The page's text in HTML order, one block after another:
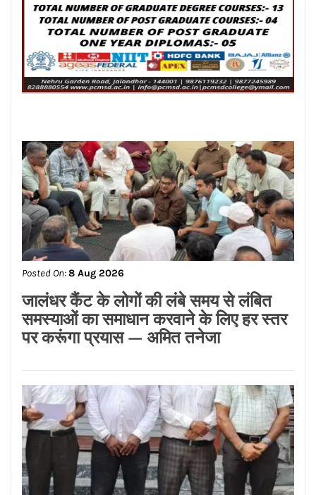
Posted On:8 Aug 2026
ਗੁਰਸਿਮਰਨ ਮੰਡ ਤੇ ਸਿੱਖਾਂ ਦੀਆਂ ਭਾਵਨਾਵਾਂ
ਭੜਕਾਉਣ ਦਾ ਪਰਚਾ ਦਰਜ਼ ਕਰਕੇ ਗ੍ਰਿਫਤਾਰ
ਕੀਤਾ ਜਾਵੇ।
Posted On:8 Aug 2026
ਨਿਤਿਨ ਕੋਹਲੀ ਨੇ ਪੁਲਿਸ ਲਾਈਨ ਵਿੱਚ 95 ਲੱਖ
ਰੁਪਏ ਦੇ ਸੜਕ ਨਿਰਮਾਣ ਕਾਰਜਾਂ ਦਾ
ਉਦਘਾਟਨ ਕੀਤਾ